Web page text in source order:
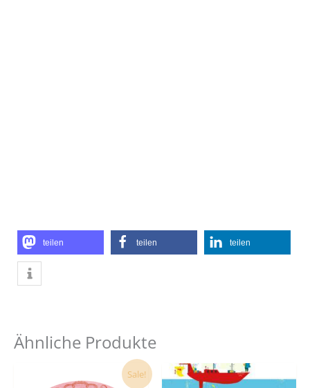
teilen teilen teilen
Ähnliche Produkte
Sale!
Ursprünglicher
Preis
Aktueller
Preis